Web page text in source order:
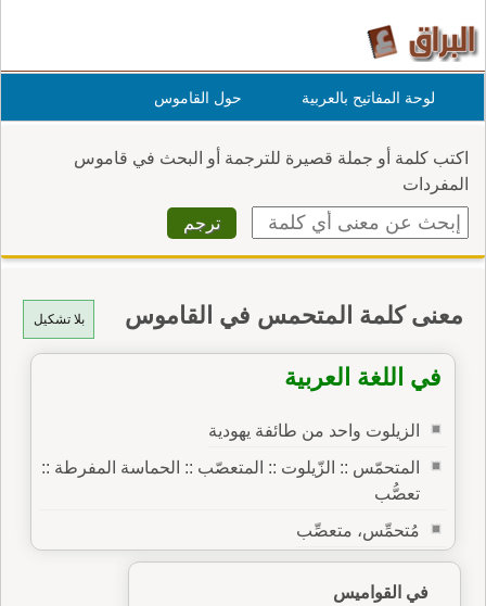
لوحة المفاتيح بالعربية حول القاموس
اكتب كلمة أو جملة قصيرة للترجمة أو البحث في قاموس
المفردات
بلا تشكيل معنى كلمة المتحمس في القاموس
في اللغة العربية
الزيلوت واحد من طائفة يهودية
المتحمّس :: الزّيلوت :: المتعصّب :: الحماسة المفرطة ::
تعصُّب
مُتحمِّس، متعصِّب
في القواميس